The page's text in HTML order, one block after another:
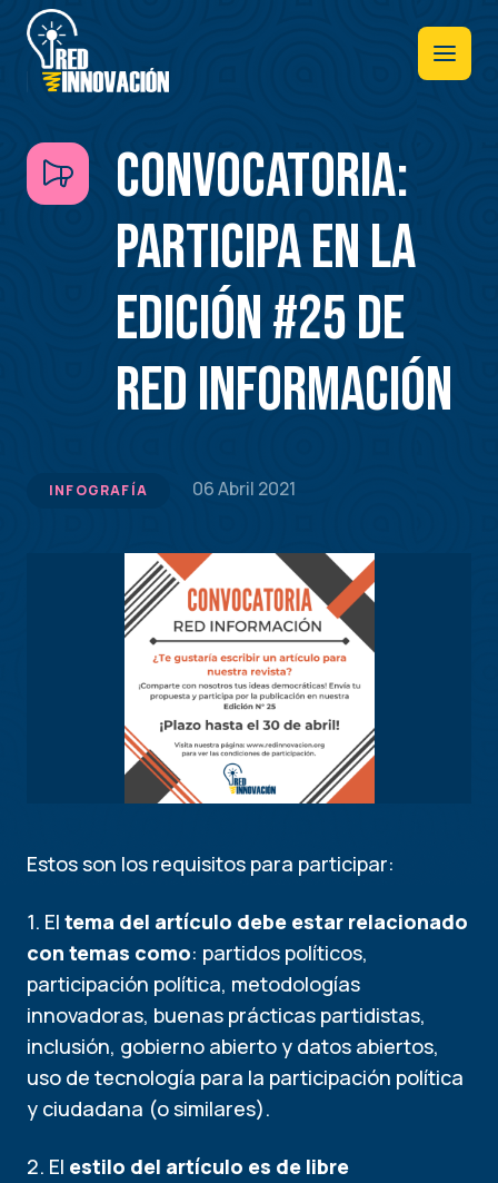
Pasar
contenido
principal
CONVOCATORIA:
PARTICIPA EN LA
EDICIÓN #25 DE
RED INFORMACIÓN
INFOGRAFÍA 06 Abril 2021
Estos son los requisitos para participar:
1. El tema del artículo debe estar relacionado
con temas como: partidos políticos,
participación política, metodologías
innovadoras, buenas prácticas partidistas,
inclusión, gobierno abierto y datos abiertos,
uso de tecnología para la participación política
y ciudadana (o similares).
2. El estilo del artículo es de libre